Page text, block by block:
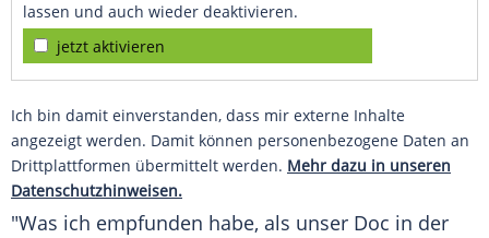
lassen und auch wieder deaktivieren.
jetzt aktivieren
Ich bin damit einverstanden, dass mir externe Inhalte
angezeigt werden. Damit können personenbezogene Daten an
Drittplattformen übermittelt werden. Mehr dazu in unseren
Datenschutzhinweisen.
"Was ich empfunden habe, als unser Doc in der